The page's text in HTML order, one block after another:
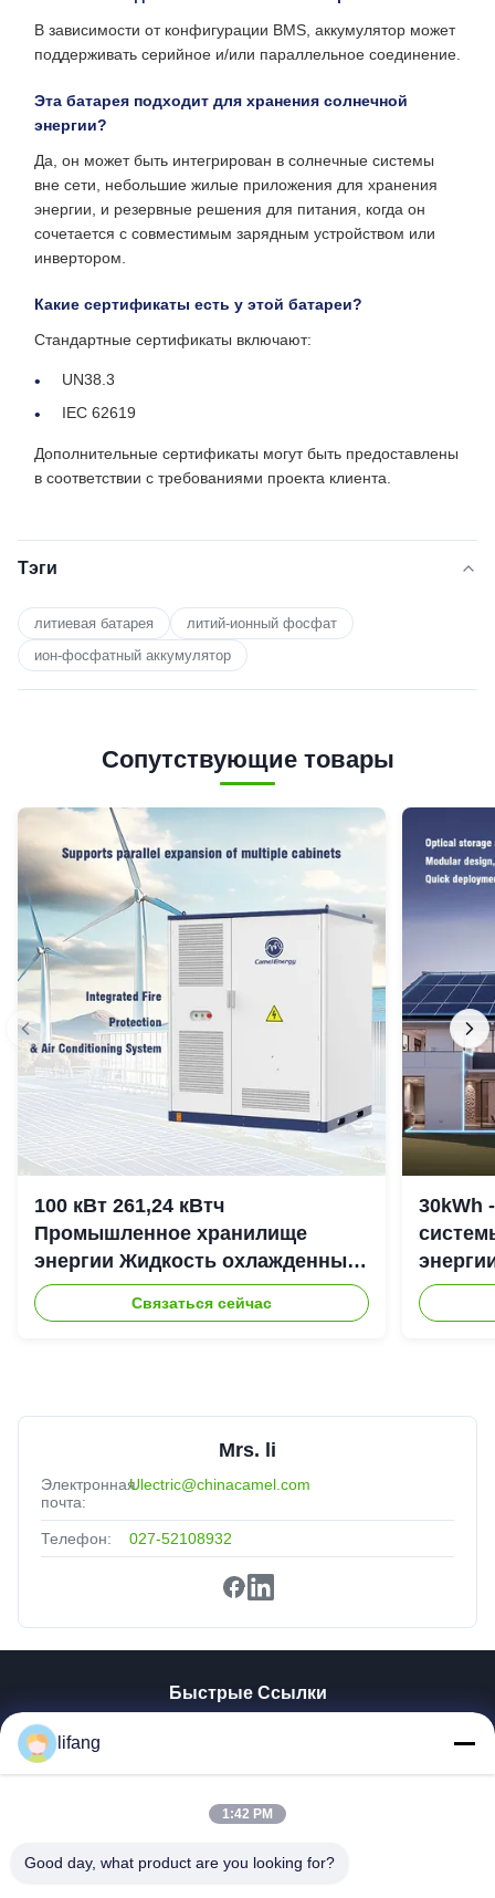
В зависимости от конфигурации BMS, аккумулятор может
поддерживать серийное и/или параллельное соединение.
Эта батарея подходит для хранения солнечной
энергии?
Да, он может быть интегрирован в солнечные системы
вне сети, небольшие жилые приложения для хранения
энергии, и резервные решения для питания, когда он
сочетается с совместимым зарядным устройством или
инвертором.
Какие сертификаты есть у этой батареи?
Стандартные сертификаты включают:
UN38.3
IEC 62619
Дополнительные сертификаты могут быть предоставлены
в соответствии с требованиями проекта клиента.
Тэги
литиевая батарея
литий-ионный фосфат
ион-фосфатный аккумулятор
Сопутствующие товары
100 кВт 261,24 кВтч
Промышленное хранилище
энергии Жидкость охлажденный
шкаф для хранения энергии IP54
Связаться сейчас
30kWh
Mrs. li
Электронная
почта:
Ulectric@chinacamel.com
Телефон: 027-52108932
Быстрые Ссылки
Наша Фабрика
Контактные Данные
lifang
1:42 PM
Good day, what product are you looking for?